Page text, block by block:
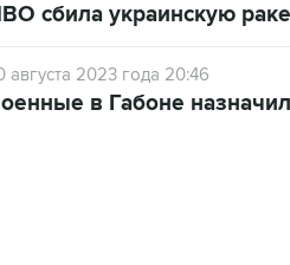
сбила украинскую
августа 2023 года 20:46
в Габоне